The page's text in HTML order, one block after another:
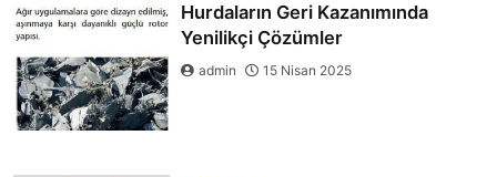
Hurdaların Geri Kazanımında
Yenilikçi Çözümler
admin 15 Nisan 2025